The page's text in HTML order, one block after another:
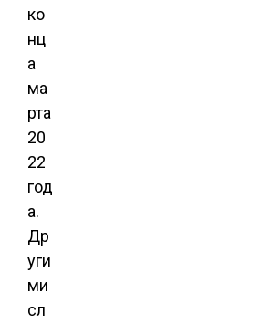
ко
нц
а
ма
рта
20
22
год
а.
Др
уги
ми
сл